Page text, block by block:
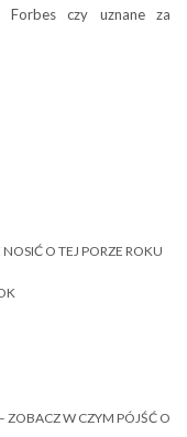
Forbes czy uznane za
O TEJ PORZE ROKU
ZOBACZ W CZYM PÓJŚĆ O